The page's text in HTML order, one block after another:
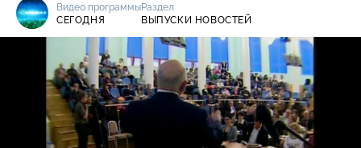
Видео программы
СЕГОДНЯ
Раздел
ВЫПУСКИ НОВОСТЕЙ